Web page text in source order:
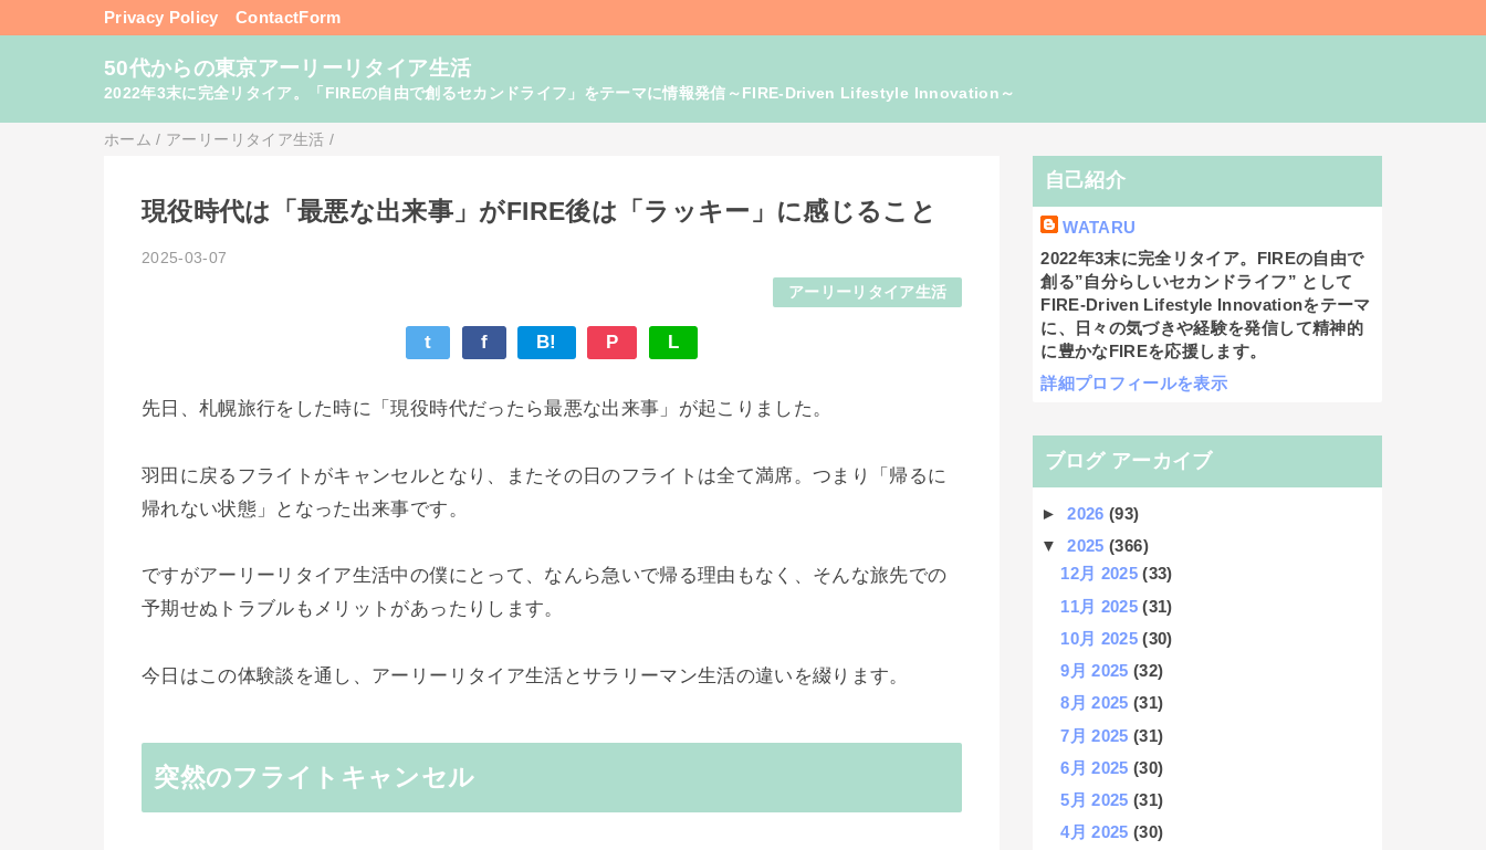
Privacy Policy ContactForm
50代からの東京アーリーリタイア生活
2022年3末に完全リタイア。「FIREの自由で創るセカンドライフ」をテーマに情報発信～FIRE-Driven Lifestyle Innovation～
ホーム / アーリーリタイア生活 /
現役時代は「最悪な出来事」がFIRE後は「ラッキー」に感じること
2025-03-07
アーリーリタイア生活
t f B! P L
先日、札幌旅行をした時に「現役時代だったら最悪な出来事」が起こりました。
羽田に戻るフライトがキャンセルとなり、またその日のフライトは全て満席。つまり「帰るに
帰れない状態」となった出来事です。
ですがアーリーリタイア生活中の僕にとって、なんら急いで帰る理由もなく、そんな旅先での
予期せぬトラブルもメリットがあったりします。
今日はこの体験談を通し、アーリーリタイア生活とサラリーマン生活の違いを綴ります。
突然のフライトキャンセル
自己紹介
WATARU
2022年3末に完全リタイア。FIREの自由で
創る”自分らしいセカンドライフ” として
FIRE-Driven Lifestyle Innovationをテーマ
に、日々の気づきや経験を発信して精神的
に豊かなFIREを応援します。
詳細プロフィールを表示
ブログ アーカイブ
►2026(93)
▼2025(366)
12月 2025(33)
11月 2025(31)
10月 2025(30)
9月 2025(32)
8月 2025(31)
7月 2025(31)
6月 2025(30)
5月 2025(31)
4月 2025(30)